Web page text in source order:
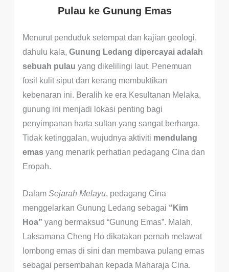
Pulau ke Gunung Emas
Menurut penduduk setempat dan kajian geologi,
dahulu kala, Gunung Ledang dipercayai adalah
sebuah pulau yang dikelilingi laut. Penemuan
fosil kulit siput dan kerang membuktikan
kebenaran ini. Beralih ke era Kesultanan Melaka,
gunung ini menjadi lokasi penting bagi
penyimpanan harta sultan yang sangat berharga.
Tidak ketinggalan, wujudnya aktiviti mendulang
emasyang menarik perhatian pedagang Cina dan
Eropah.
Dalam Sejarah Melayu, pedagang Cina
menggelarkan Gunung Ledang sebagai “Kim
Hoa” yang bermaksud “Gunung Emas”. Malah,
Laksamana Cheng Ho dikatakan pernah melawat
lombong emas di sini dan membawa pulang emas
sebagai persembahan kepada Maharaja Cina.